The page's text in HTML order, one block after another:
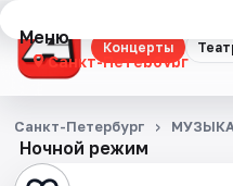
Концерты
Меню
Санкт-Петербург
Концерты
Театр
Ночной режим
Санкт-Петербург